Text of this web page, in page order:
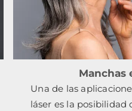
Manchas
Una de las
láser es la